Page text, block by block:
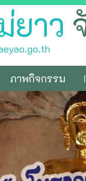
ยาว
ภาพกิจกรรม |